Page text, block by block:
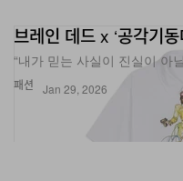
패션
브레인 데드 x ‘공각기
“내가 믿는 사실이 진실이 아
Jan 29, 2026